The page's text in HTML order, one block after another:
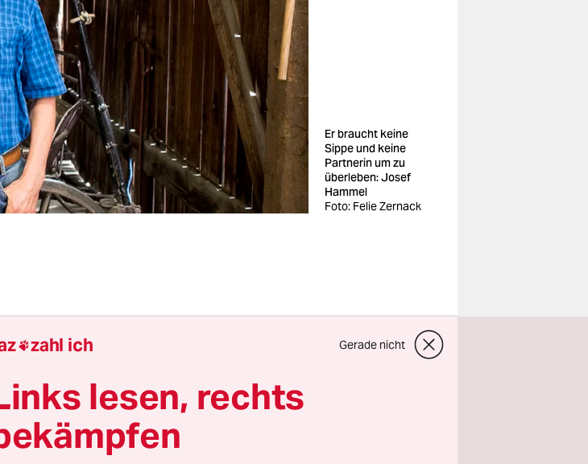
Er braucht keine
Sippe und keine
Partnerin um zu
überleben: Josef
Hammel
Foto: Felie Zernack
Jetzt im Flow mit seinen
Alle nennen ihn Sepp.
an der Zusam führt eine
„ins Ried“. Hier, ein paar Kilometer
weg“, sagt Josef Hammel:
zahl ich Gerade nicht
lesen, rechts